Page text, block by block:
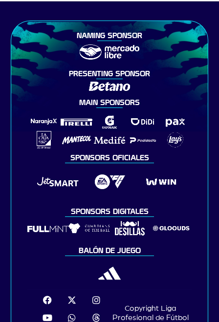
NAMING SPONSOR
PRESENTING SPONSOR
MAIN SPONSORS
SPONSORS OFICIALES
SPONSORS DIGITALES
BALÓN DE JUEGO
Copyright Liga
Profesional de Fútbol